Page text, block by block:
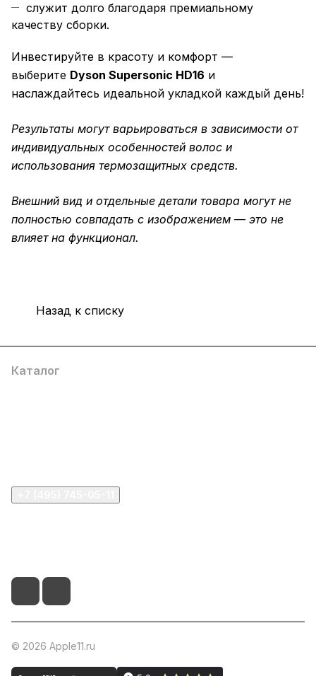
служит долго благодаря премиальному
качеству сборки.
Инвестируйте в красоту и комфорт —
выберите Dyson Supersonic HD16 и
наслаждайтесь идеальной укладкой каждый день!
Результаты могут варьироваться в зависимости от
индивидуальных особенностей волос и
использования термозащитных средств.
Внешний вид и отдельные детали товара могут не
полностью совпадать с изображением — это не
влияет на функционал.
Назад к списку
Каталог
© 2026 Apple11.ru